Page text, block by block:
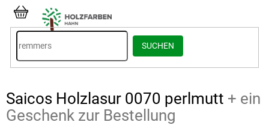
Inhalt
springen
SUCHEN
WARENKORB
Saicos Holzlasur 0070 perlmutt + ein
Geschenk zur Bestellung